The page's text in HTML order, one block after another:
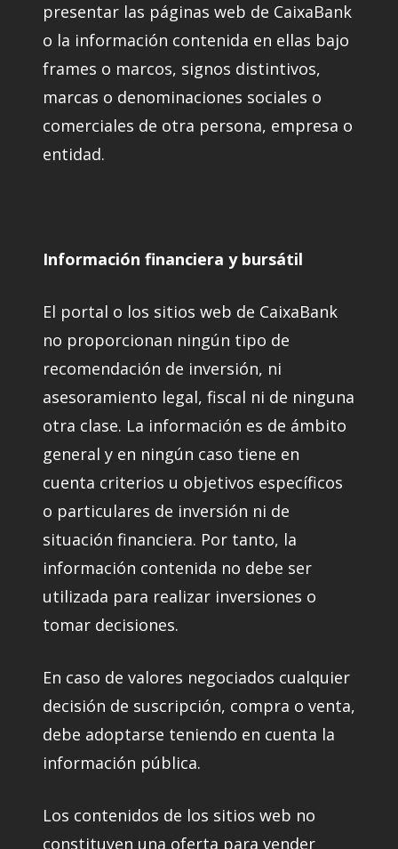
presentar las páginas web de CaixaBank
o la información contenida en ellas bajo
frames o marcos, signos distintivos,
marcas o denominaciones sociales o
comerciales de otra persona, empresa o
entidad.
Información financiera y bursátil
El portal o los sitios web de CaixaBank
no proporcionan ningún tipo de
recomendación de inversión, ni
asesoramiento legal, fiscal ni de ninguna
otra clase. La información es de ámbito
general y en ningún caso tiene en
cuenta criterios u objetivos específicos
o particulares de inversión ni de
situación financiera. Por tanto, la
información contenida no debe ser
utilizada para realizar inversiones o
tomar decisiones.
En caso de valores negociados cualquier
decisión de suscripción, compra o venta,
debe adoptarse teniendo en cuenta la
información pública.
Los contenidos de los sitios web no
constituyen una oferta para vender